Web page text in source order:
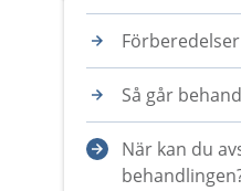
Förberedelser
Så går
När kan du